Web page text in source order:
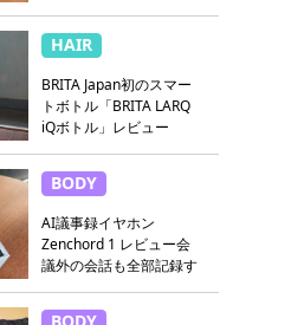
HAIR
BRITA Japan初のスマー
トボトル「BRITA LARQ
iQボトル」レビュー
BODY
AI議事録イヤホン
Zenchord 1 レビュー会
議外の会話も全部記録す